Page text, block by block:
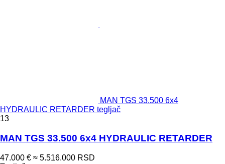
MAN TGS 33.500 6x4
HYDRAULIC RETARDER tegljač
13
MAN TGS 33.500 6x4 HYDRAULIC RETARDER
47.000 € ≈ 5.516.000 RSD